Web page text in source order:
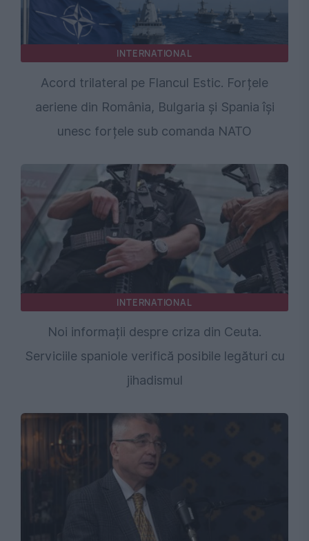
INTERNATIONAL
Acord trilateral pe Flancul Estic. Forțele
aeriene din România, Bulgaria și Spania își
unesc forțele sub comanda NATO
INTERNATIONAL
Noi informații despre criza din Ceuta.
Serviciile spaniole verifică posibile legături cu
jihadismul